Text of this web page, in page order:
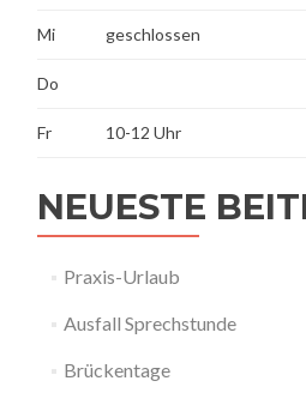
Mi geschlossen
Do
Fr 10-12 Uhr
NEUESTE
Praxis-Urlaub
Ausfall Sprechstunde
Brückentage